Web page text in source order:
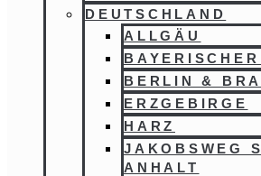
DEUTSCHLAND
ALLGÄU
BERLIN &
ERZGEBIRGE
HARZ
JAKOBSWEG
ANHALT